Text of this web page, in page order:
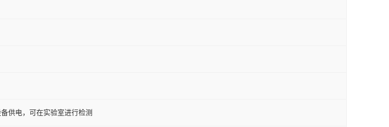
供电，可在实验室进行检测